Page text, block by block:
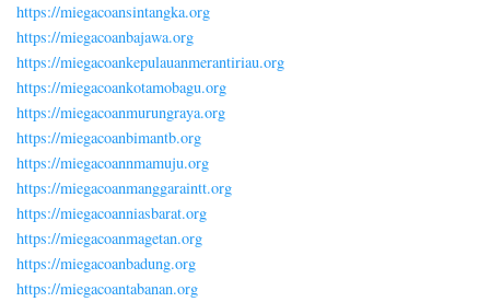
https://miegacoansintangka.org
https://miegacoanbajawa.org
https://miegacoankepulauanmerantiriau.org
https://miegacoankotamobagu.org
https://miegacoanmurungraya.org
https://miegacoanbimantb.org
https://miegacoannmamuju.org
https://miegacoanmanggaraintt.org
https://miegacoanniasbarat.org
https://miegacoanmagetan.org
https://miegacoanbadung.org
https://miegacoantabanan.org